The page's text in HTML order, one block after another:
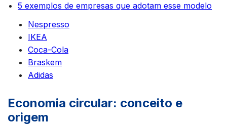
5 exemplos de empresas que adotam esse modelo
Nespresso
IKEA
Coca-Cola
Braskem
Adidas
Economia circular: conceito e
origem